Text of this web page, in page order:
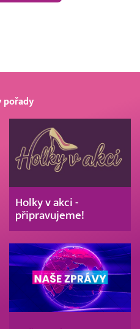
pořady
Holky v akci -
připravujeme!